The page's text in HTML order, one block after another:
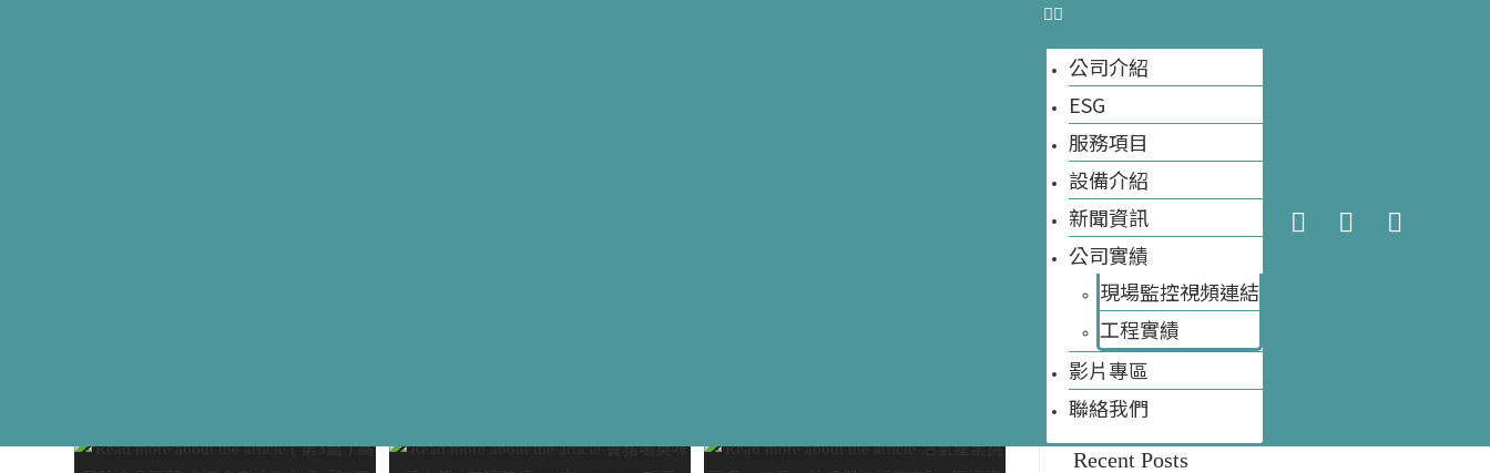
公司介紹
ESG
服務項目
設備介紹
新聞資訊
公司實績
現場監控視頻連結
工程實績​
影片專區
聯絡我們
搜尋
Recent Posts